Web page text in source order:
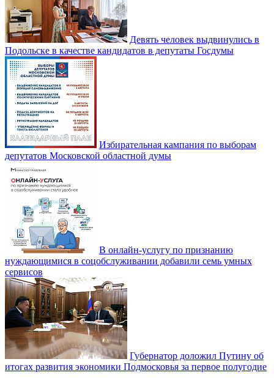
Девять человек выдвинулись в
Подольске в качестве кандидатов в депутаты Госдумы
Избирательная кампания по выборам
депутатов Московской областной думы
В онлайн-услугу по признанию
нуждающимися в соцобслуживании добавили семь умных
сервисов
Губернатор доложил Путину об
итогах развития экономики Подмосковья за первое полугодие